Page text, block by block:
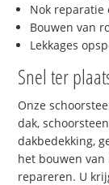
Nok reparatie
Bouwen van
Lekkages
Snel ter
Onze
dak,
dakbedekking,
het bouwen van
repareren. U